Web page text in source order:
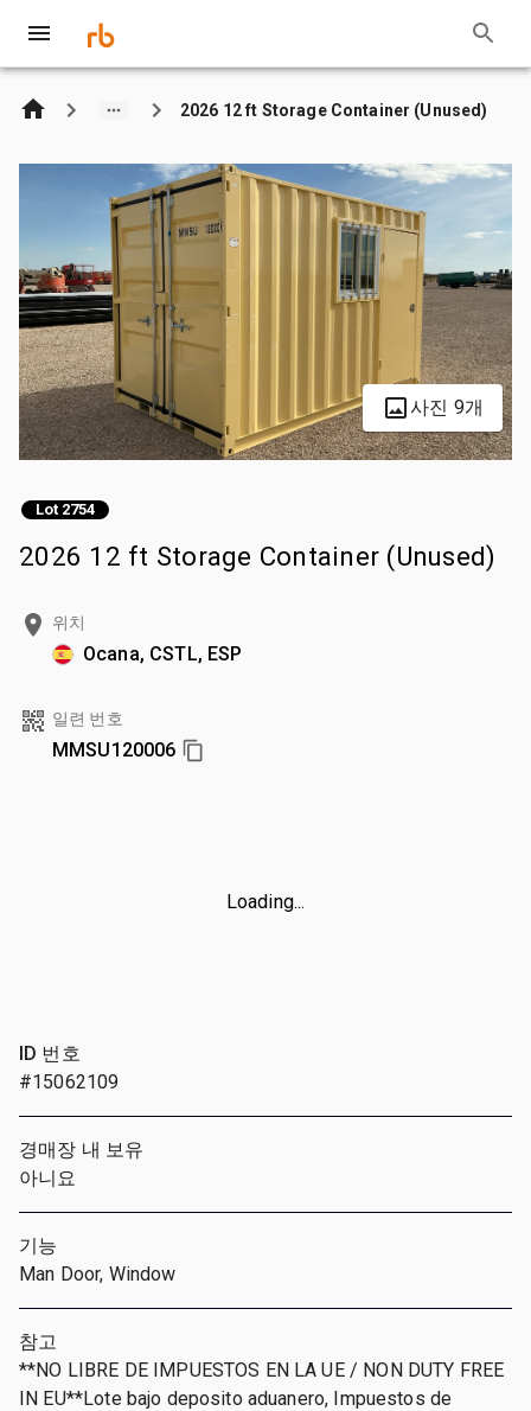
2026 12 ft Storage Container (Unused)
사진 9개
Lot 2754
2026 12 ft Storage Container (Unused)
위치
Ocana, CSTL, ESP
일련 번호
MMSU120006
Loading...
ID 번호
#15062109
경매장 내 보유
아니요
기능
Man Door, Window
참고
**NO LIBRE DE IMPUESTOS EN LA UE / NON DUTY FREE
IN EU**Lote bajo deposito aduanero, Impuestos de